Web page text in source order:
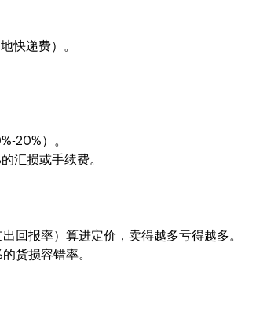
快递费）。
20%）。
汇损或手续费。
回报率）算进定价，卖得越多亏得越多。
货损容错率。